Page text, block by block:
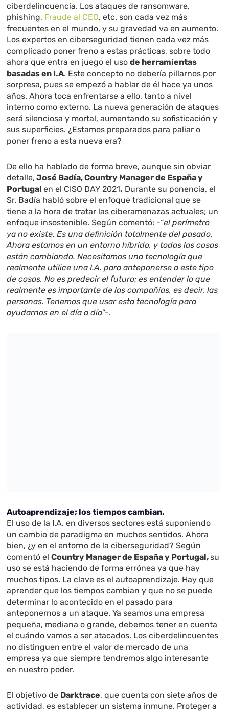
ciberdelincuencia. Los ataques de ransomware,
phishing, Fraude al CEO, etc. son cada vez más
frecuentes en el mundo, y su gravedad va en aumento.
Los expertos en ciberseguridad tienen cada vez más
complicado poner freno a estas prácticas, sobre todo
ahora que entra en juego el usode herramientas
basadas en I.A. Este concepto no debería pillarnos por
sorpresa, pues se empezó a hablar de él hace ya unos
años. Ahora toca enfrentarse a ello, tanto a nivel
interno como externo. La nueva generación de ataques
será silenciosa y mortal, aumentando su sofisticación y
sus superficies. ¿Estamos preparados para paliar o
poner freno a esta nueva era?
De ello ha hablado de forma breve, aunque sin obviar
detalle, José Badía, Country Manager de España y
Portugalen el CISO DAY 2021. Durante su ponencia, el
Sr. Badía habló sobre el enfoque tradicional que se
tiene a la hora de tratar las ciberamenazas actuales; un
enfoque insostenible. Según comentó: -“el perímetro
ya no existe. Es una definición totalmente del pasado.
Ahora estamos en un entorno híbrido, y todas las cosas
están cambiando. Necesitamos una tecnología que
realmente utilice una I.A. para anteponerse a este tipo
de cosas. No es predecir el futuro; es entender lo que
realmente es importante de las compañías, es decir, las
personas. Tenemos que usar esta tecnología para
ayudarnos en el día a día”-.
Autoaprendizaje; los tiempos cambian.
El uso de la I.A. en diversos sectores está suponiendo
un cambio de paradigma en muchos sentidos. Ahora
bien, ¿y en el entorno de la ciberseguridad? Según
comentó elCountry Manager de España y Portugal,su
uso se está haciendo de forma errónea ya que hay
muchos tipos. La clave es el autoaprendizaje. Hay que
aprender que los tiempos cambian y que no se puede
determinar lo acontecido en el pasado para
anteponernos a un ataque. Ya seamos una empresa
pequeña, mediana o grande, debemos tener en cuenta
el cuándo vamos a ser atacados. Los ciberdelincuentes
no distinguen entre el valor de mercado de una
empresa ya que siempre tendremos algo interesante
en nuestro poder.
El objetivo de Darktrace, que cuenta con siete años de
actividad, es establecer un sistema inmune. Proteger a